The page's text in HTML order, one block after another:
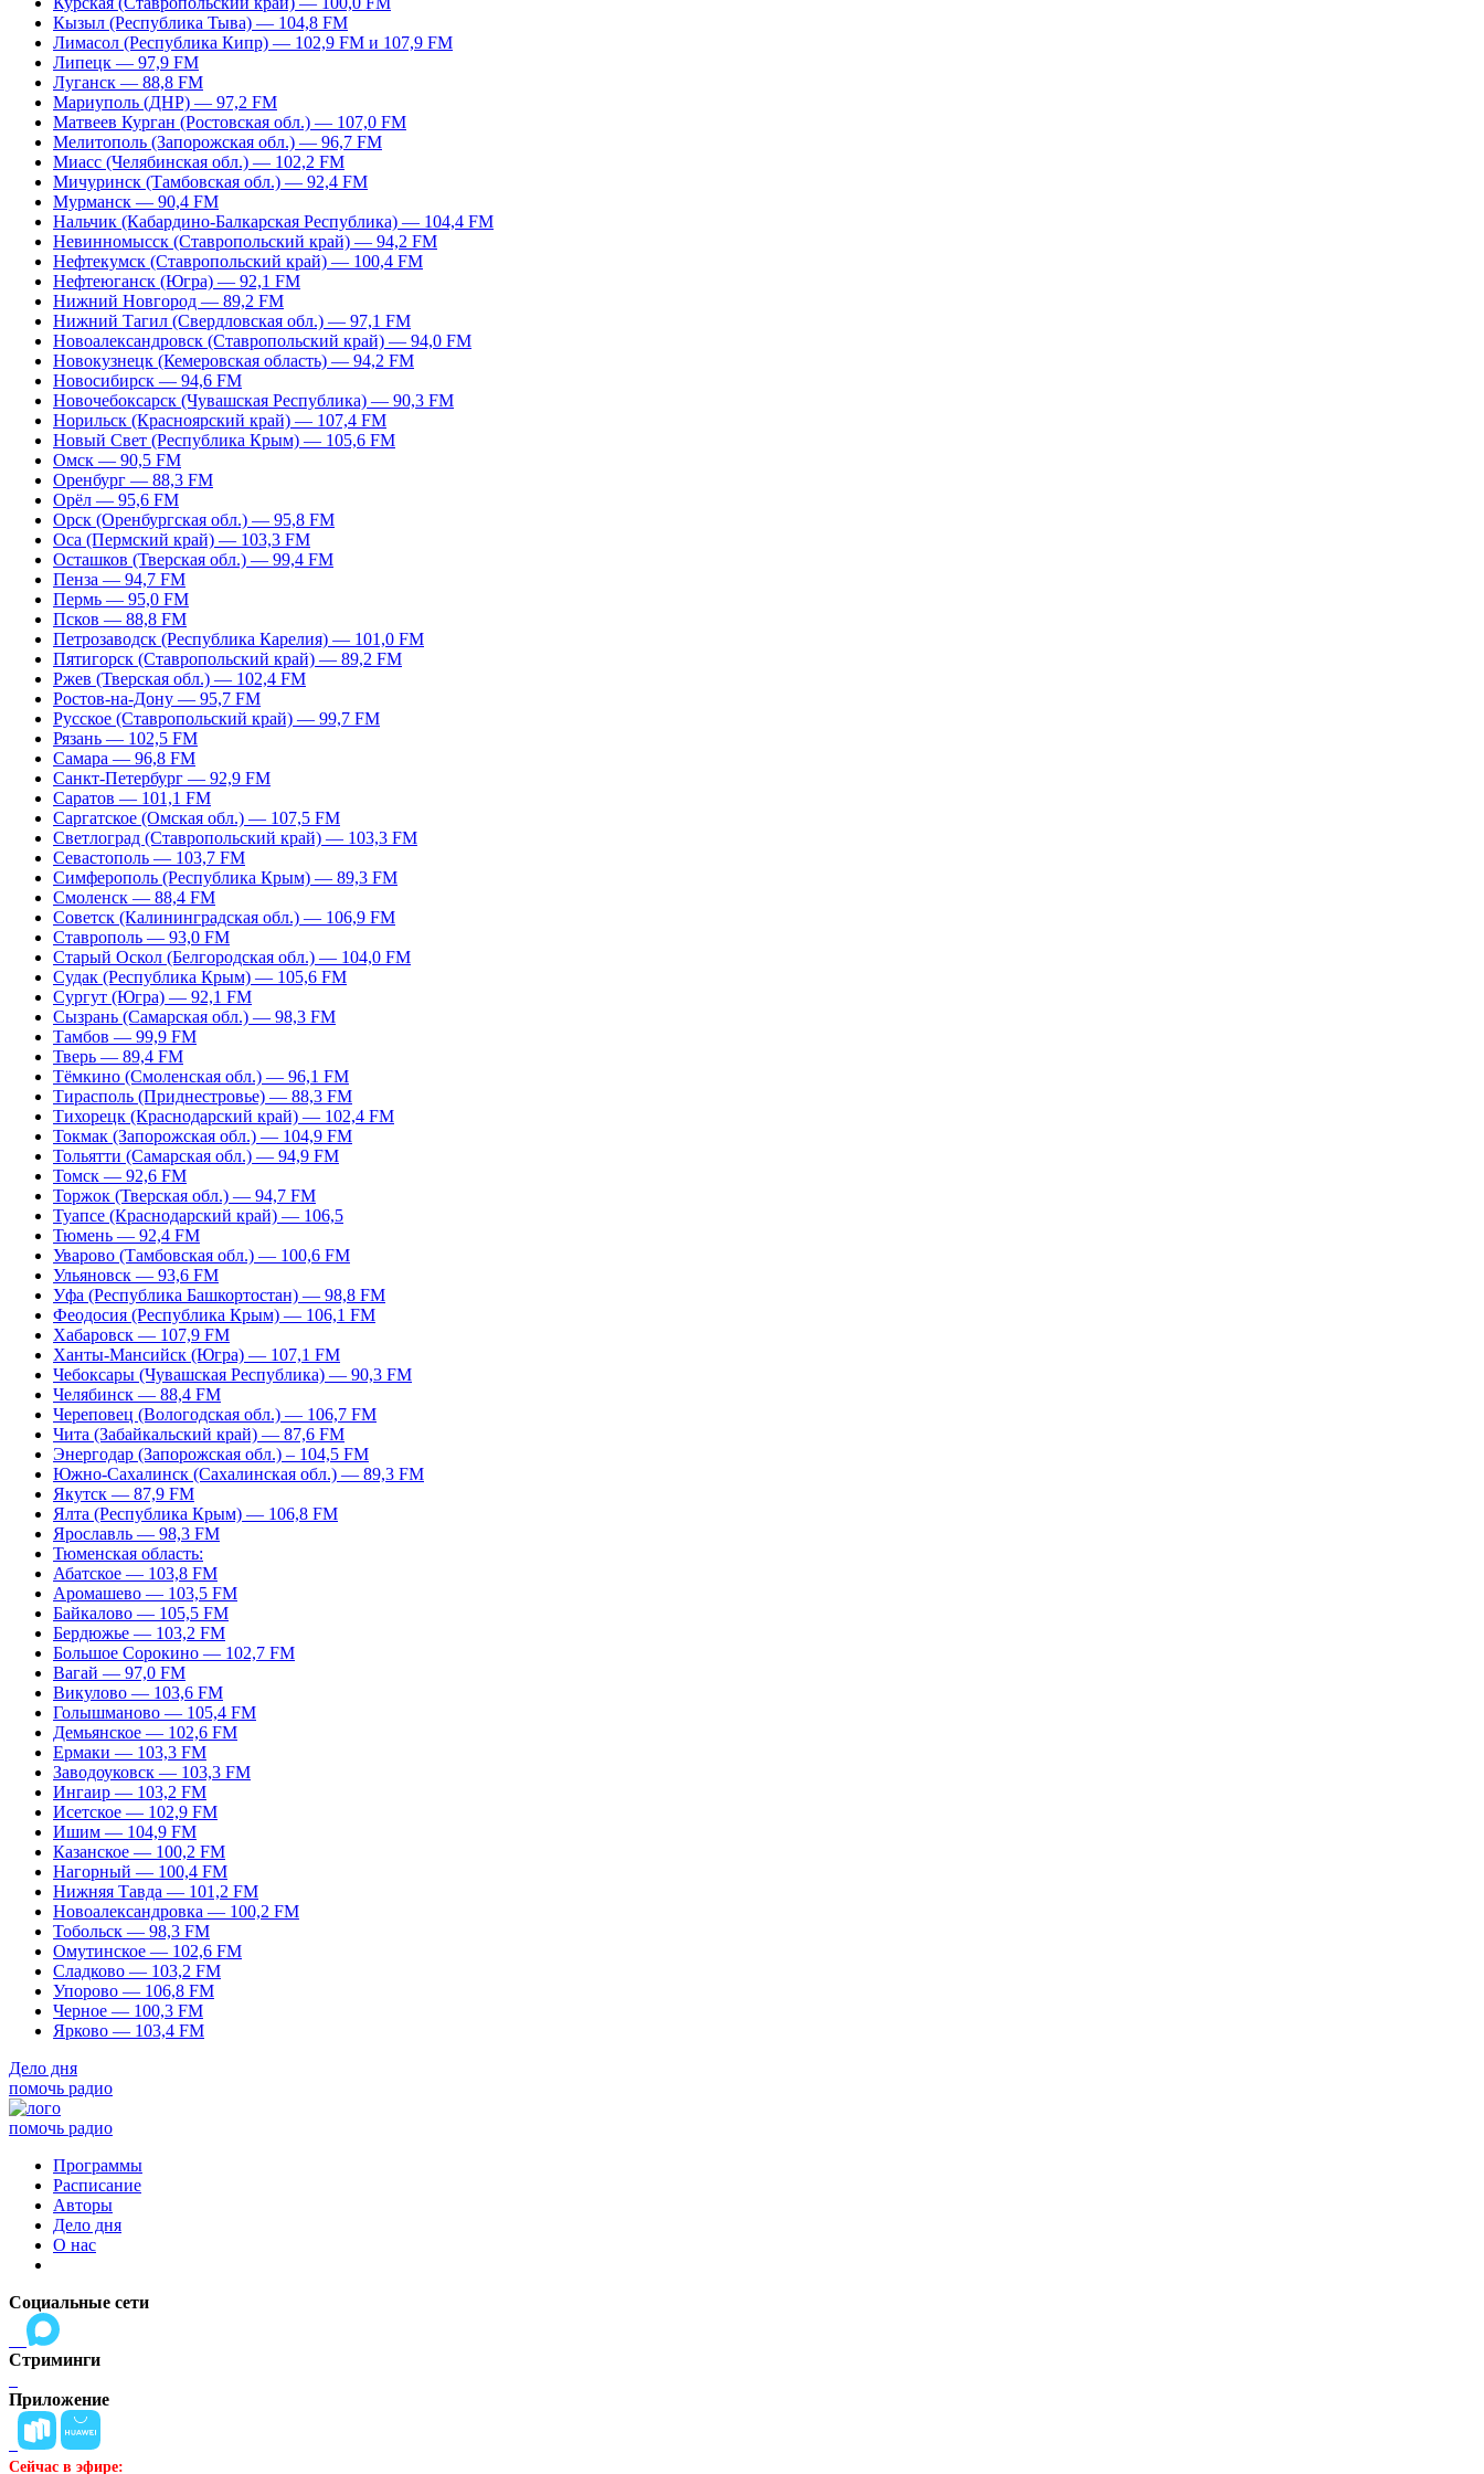
Кызыл (Республика Тыва) — 104,8 FM
Лимасол (Республика Кипр) — 102,9 FM и 107,9 FM
Липецк — 97,9 FM
Луганск — 88,8 FM
Мариуполь (ДНР) — 97,2 FM
Матвеев Курган (Ростовская обл.) — 107,0 FM
Мелитополь (Запорожская обл.) — 96,7 FM
Миасс (Челябинская обл.) — 102,2 FM
Мичуринск (Тамбовская обл.) — 92,4 FM
Мурманск — 90,4 FM
Нальчик (Кабардино-Балкарская Республика) — 104,4 FM
Невинномысск (Ставропольский край) — 94,2 FM
Нефтекумск (Ставропольский край) — 100,4 FM
Нефтеюганск (Югра) — 92,1 FM
Нижний Новгород — 89,2 FM
Нижний Тагил (Свердловская обл.) — 97,1 FM
Новоалександровск (Ставропольский край) — 94,0 FM
Новокузнецк (Кемеровская область) — 94,2 FM
Новосибирск — 94,6 FM
Новочебоксарск (Чувашская Республика) — 90,3 FM
Норильск (Красноярский край) — 107,4 FM
Новый Свет (Республика Крым) — 105,6 FM
Омск — 90,5 FM
Оренбург — 88,3 FM
Орёл — 95,6 FM
Орск (Оренбургская обл.) — 95,8 FM
Оса (Пермский край) — 103,3 FM
Осташков (Тверская обл.) — 99,4 FM
Пенза — 94,7 FM
Пермь — 95,0 FM
Псков — 88,8 FM
Петрозаводск (Республика Карелия) — 101,0 FM
Пятигорск (Ставропольский край) — 89,2 FM
Ржев (Тверская обл.) — 102,4 FM
Ростов-на-Дону — 95,7 FM
Русское (Ставропольский край) — 99,7 FM
Рязань — 102,5 FM
Самара — 96,8 FM
Санкт-Петербург — 92,9 FM
Саратов — 101,1 FM
Саргатское (Омская обл.) — 107,5 FM
Светлоград (Ставропольский край) — 103,3 FM
Севастополь — 103,7 FM
Симферополь (Республика Крым) — 89,3 FM
Смоленск — 88,4 FM
Советск (Калининградская обл.) — 106,9 FM
Ставрополь — 93,0 FM
Старый Оскол (Белгородская обл.) — 104,0 FM
Судак (Республика Крым) — 105,6 FM
Сургут (Югра) — 92,1 FM
Сызрань (Самарская обл.) — 98,3 FM
Тамбов — 99,9 FM
Тверь — 89,4 FM
Тёмкино (Смоленская обл.) — 96,1 FM
Тирасполь (Приднестровье) — 88,3 FM
Тихорецк (Краснодарский край) — 102,4 FM
Токмак (Запорожская обл.) — 104,9 FM
Тольятти (Самарская обл.) — 94,9 FM
Томск — 92,6 FM
Торжок (Тверская обл.) — 94,7 FM
Туапсе (Краснодарский край) — 106,5
Тюмень — 92,4 FM
Уварово (Тамбовская обл.) — 100,6 FM
Ульяновск — 93,6 FM
Уфа (Республика Башкортостан) — 98,8 FM
Феодосия (Республика Крым) — 106,1 FM
Хабаровск — 107,9 FM
Ханты-Мансийск (Югра) — 107,1 FM
Чебоксары (Чувашская Республика) — 90,3 FM
Челябинск — 88,4 FM
Череповец (Вологодская обл.) — 106,7 FM
Чита (Забайкальский край) — 87,6 FM
Энергодар (Запорожская обл.) – 104,5 FM
Южно-Сахалинск (Сахалинская обл.) — 89,3 FM
Якутск — 87,9 FM
Ялта (Республика Крым) — 106,8 FM
Ярославль — 98,3 FM
Тюменская область:
Абатское — 103,8 FM
Аромашево — 103,5 FM
Байкалово — 105,5 FM
Бердюжье — 103,2 FM
Большое Сорокино — 102,7 FM
Вагай — 97,0 FM
Викулово — 103,6 FM
Голышманово — 105,4 FM
Демьянское — 102,6 FM
Ермаки — 103,3 FM
Заводоуковск — 103,3 FM
Ингаир — 103,2 FM
Исетское — 102,9 FM
Ишим — 104,9 FM
Казанское — 100,2 FM
Нагорный — 100,4 FM
Нижняя Тавда — 101,2 FM
Новоалександровка — 100,2 FM
Тобольск — 98,3 FM
Омутинское — 102,6 FM
Сладково — 103,2 FM
Упорово — 106,8 FM
Черное — 100,3 FM
Ярково — 103,4 FM
Дело дня
помочь радио
помочь радио
Программы
Расписание
Авторы
Дело дня
О нас
Социальные сети
Стриминги
Приложение
Сейчас в эфире: